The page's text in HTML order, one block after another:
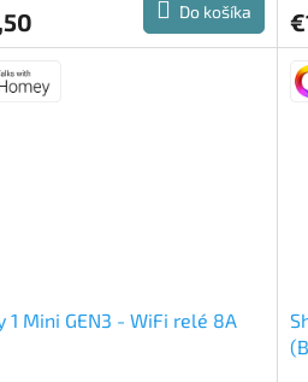
Do košíka
je
z
5
1 Mini GEN3 - WiFi relé 8A